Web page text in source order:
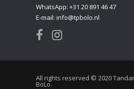
WhatsApp: +31 20 891 46 47
E-mail: info@tpbolo.nl
All rights reserved © 2020
BoLo.